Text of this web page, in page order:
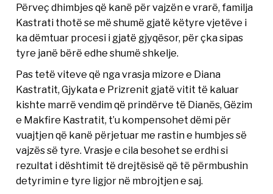
Përveç dhimbjes që kanë për vajzën e vrarë, familja
Kastrati thotë se më shumë gjatë këtyre vjetëve i
ka dëmtuar procesi i gjatë gjyqësor, për çka sipas
tyre janë bërë edhe shumë shkelje.
Pas tetë viteve që nga vrasja mizore e Diana
Kastratit, Gjykata e Prizrenit gjatë vitit të kaluar
kishte marrë vendim që prindërve të Dianës, Gëzim
e Makfire Kastratit, t’u kompensohet dëmi për
vuajtjen që kanë përjetuar me rastin e humbjes së
vajzës së tyre. Vrasje e cila besohet se erdhi si
rezultat i dështimit të drejtësisë që të përmbushin
detyrimin e tyre ligjor në mbrojtjen e saj.